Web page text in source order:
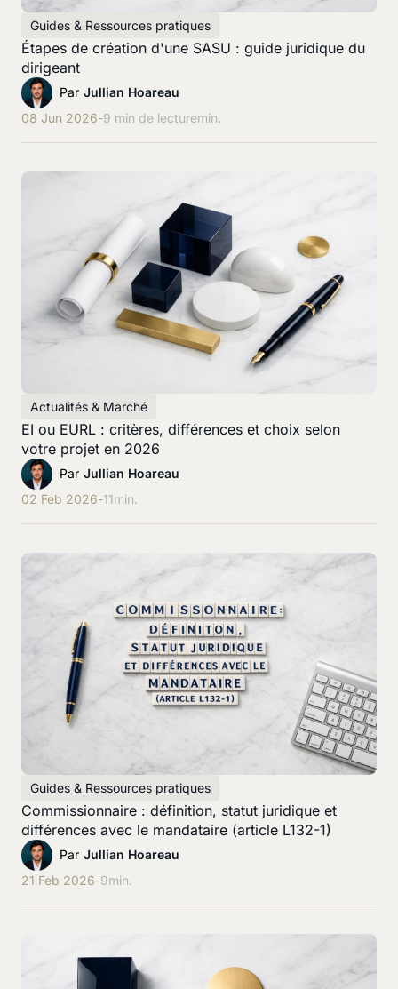
Guides & Ressources pratiques
Étapes de création d'une SASU : guide juridique du
dirigeant
Par Jullian Hoareau
08 Jun 2026-9 min de lecturemin.
Actualités & Marché
EI ou EURL : critères, différences et choix selon
votre projet en 2026
Par Jullian Hoareau
02 Feb 2026-11min.
Guides & Ressources pratiques
Commissionnaire : définition, statut juridique et
différences avec le mandataire (article L132-1)
Par Jullian Hoareau
21 Feb 2026-9min.